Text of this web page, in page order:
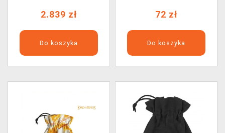
2.839 zł
Do koszyka
72 zł
Do koszyka